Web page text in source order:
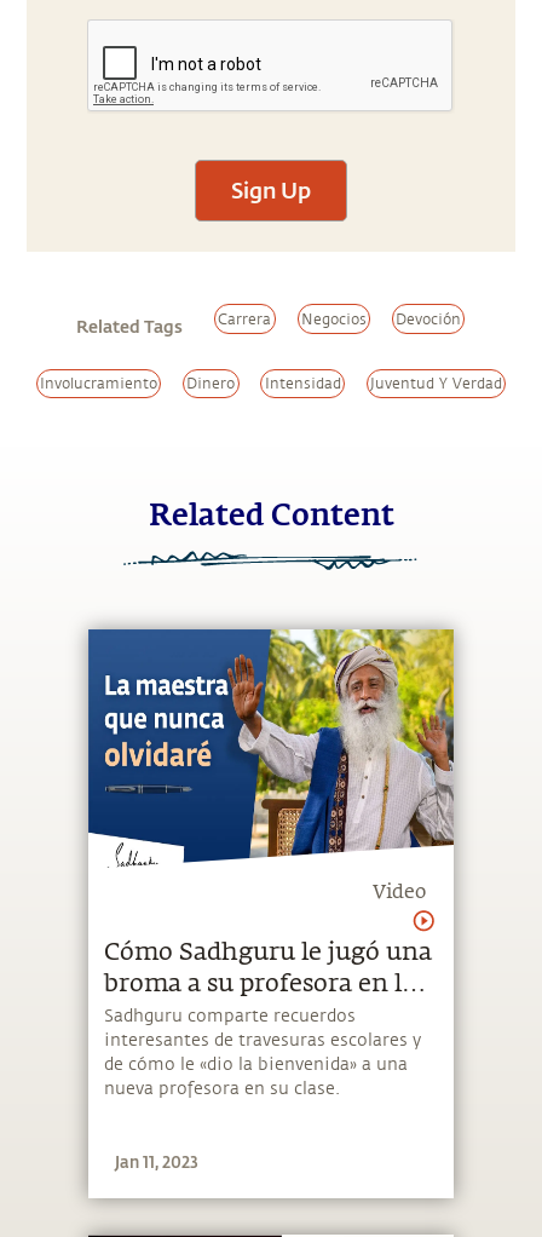
Sign Up
Related Tags Carrera Negocios Devoción
Involucramiento Dinero Intensidad Juventud Y Verdad
Related Content
Video
Cómo Sadhguru le jugó una
broma a su profesora en la
escuela | Sadhguru Español
Sadhguru comparte recuerdos
interesantes de travesuras escolares y
de cómo le «dio la bienvenida» a una
nueva profesora en su clase.
Jan 11, 2023